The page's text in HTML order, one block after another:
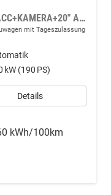
Sportline 60 4J GAR.+NAVI+SHZ+ACC+KAMERA+20" ALU
mit Tageszulassung
kW (190 PS)
Details
kWh/100km